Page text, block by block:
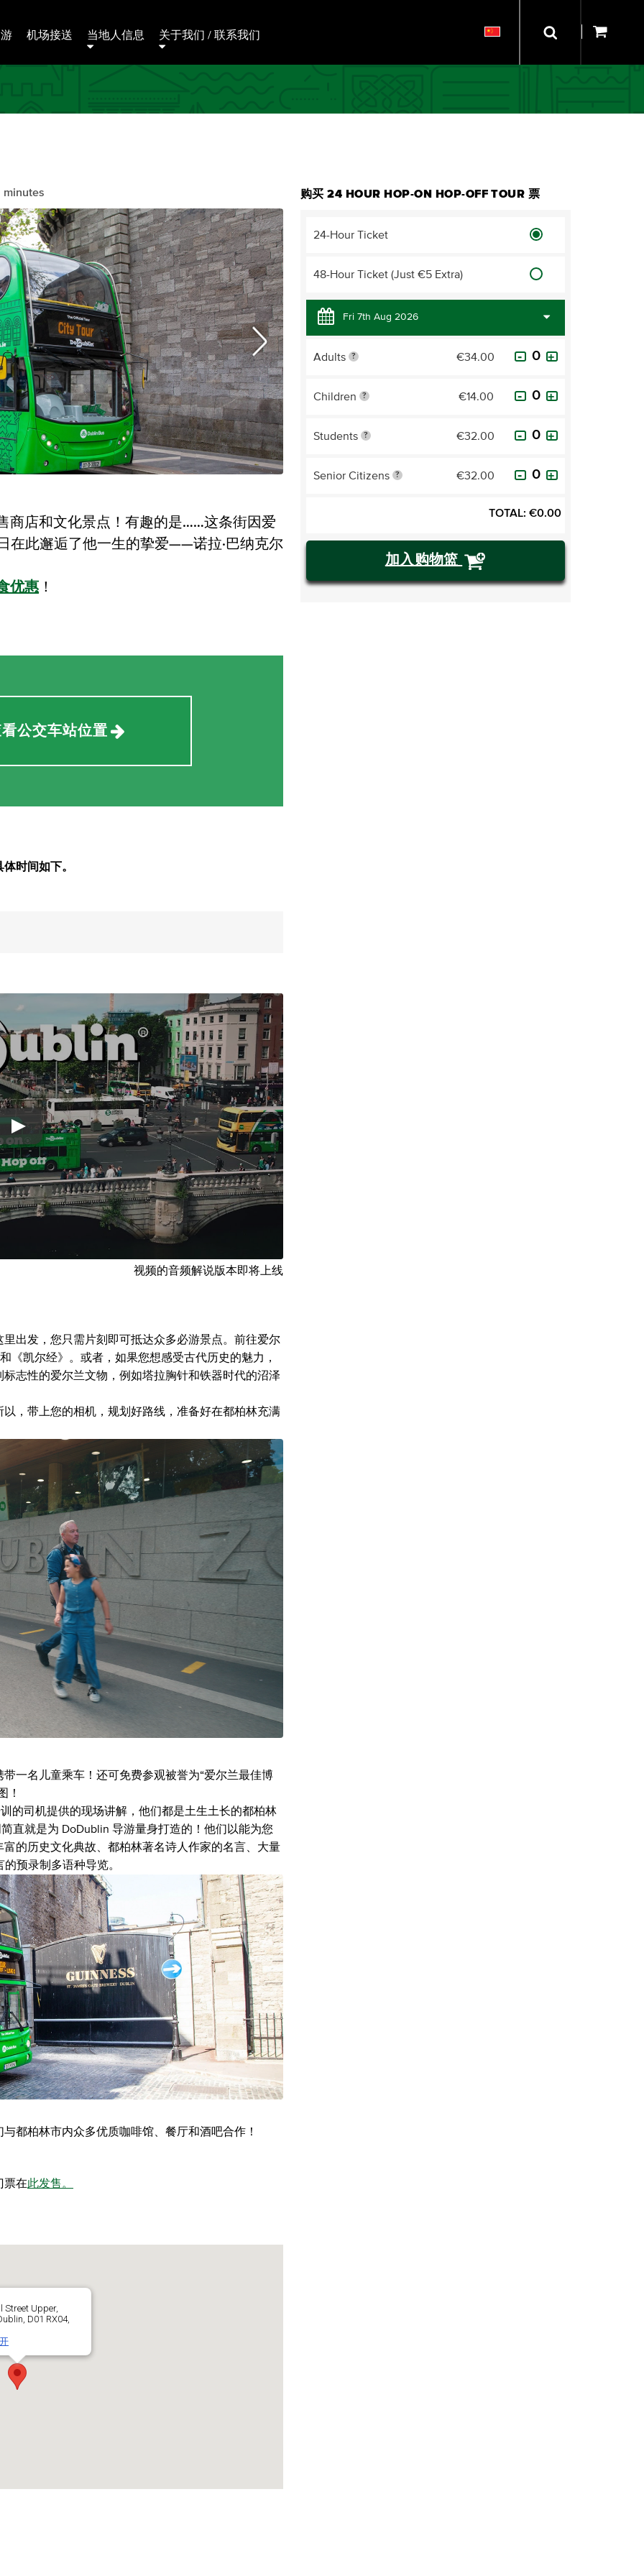
机场接送 当地人信息 关于我们 / 联系我们
minutes
商店和文化景点！有趣的是……这条街因爱
在此邂逅了他一生的挚爱——诺拉·巴纳克尔
优惠 ！
公交车站位置
时间如下。
视频的音频解说版本即将上线
出发，您只需片刻即可抵达众多必游景点。前往爱尔
凯尔经》。或者，如果您想感受古代历史的魅力，
志性的爱尔兰文物，例如塔拉胸针和铁器时代的沼泽
，带上您的相机，规划好路线，准备好在都柏林充满
一名儿童乘车！还可免费参观被誉为“爱尔兰最佳博
！
的司机提供的现场讲解，他们都是土生土长的都柏林
直就是为 DoDublin 导游量身打造的！他们以能为您
的历史文化典故、都柏林著名诗人作家的名言、大量
预录制多语种导览。
与都柏林市内众多优质咖啡馆、餐厅和酒吧合作！
票在此发售。
Street Upper,
D01 RX04,
购买 24 HOUR HOP-ON HOP-OFF TOUR 票
24-Hour Ticket
48-Hour Ticket (Just €5 Extra)
Adults ? €34.00
Children ? €14.00
Students ? €32.00
Senior Citizens ? €32.00
TOTAL: €0.00
加入购物篮